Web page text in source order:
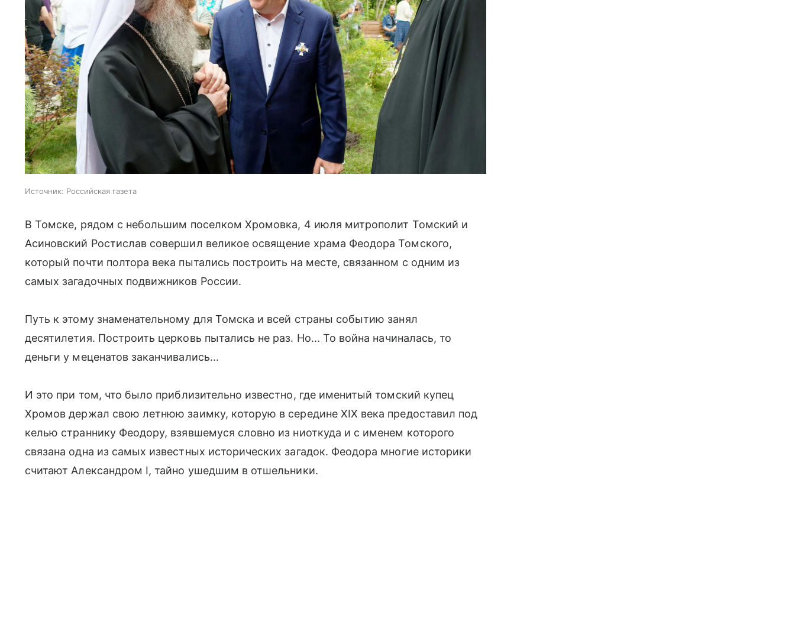
Источник: Российская газета
В Томске, рядом с небольшим поселком Хромовка, 4 июля митрополит Томский и
Асиновский Ростислав совершил великое освящение храма Феодора Томского,
который почти полтора века пытались построить на месте, связанном с одним из
самых загадочных подвижников России.
Путь к этому знаменательному для Томска и всей страны событию занял
десятилетия. Построить церковь пытались не раз. Но... То война начиналась, то
деньги у меценатов заканчивались...
И это при том, что было приблизительно известно, где именитый томский купец
Хромов держал свою летнюю заимку, которую в середине XIX века предоставил под
келью страннику Феодору, взявшемуся словно из ниоткуда и с именем которого
связана одна из самых известных исторических загадок. Феодора многие историки
считают Александром I, тайно ушедшим в отшельники.